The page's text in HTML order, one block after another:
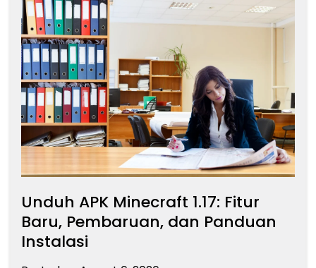
Unduh APK Minecraft 1.17: Fitur
Baru, Pembaruan, dan Panduan
Instalasi